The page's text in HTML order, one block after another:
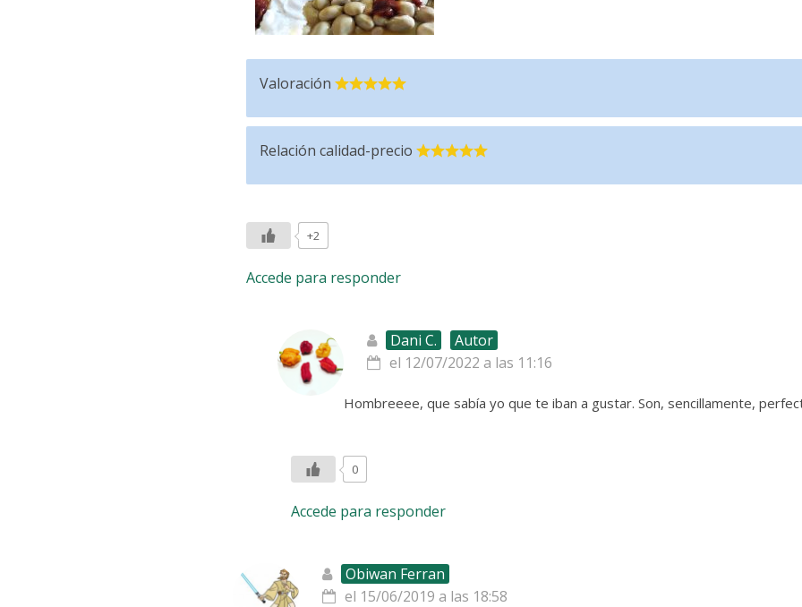
Valoración
Relación calidad-precio
+2
Accede para responder
Dani C.
Autor
el 12/07/2022 a las 11:16
Hombreeee, que sabía yo que te iban a gustar. Son, sencillamente,
0
Accede para responder
Obiwan Ferran
el 15/06/2019 a las 18:58